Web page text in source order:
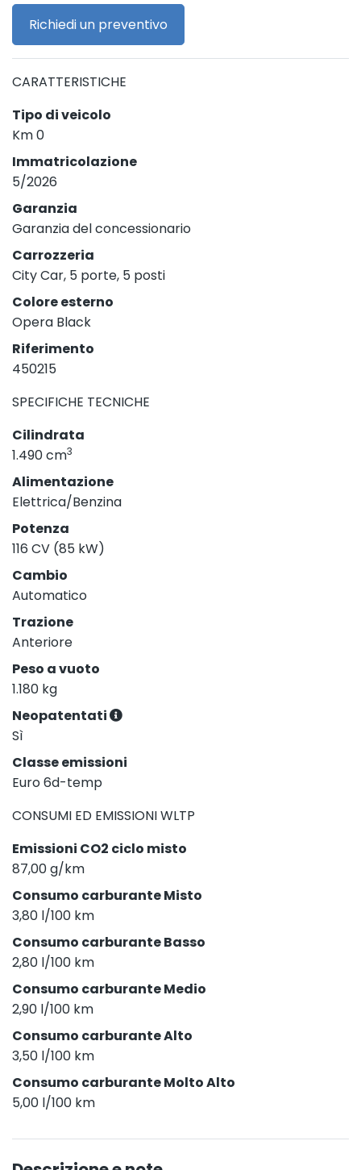
Richiedi un preventivo
CARATTERISTICHE
Tipo di veicolo
Km 0
Immatricolazione
5/2026
Garanzia
Garanzia del concessionario
Carrozzeria
City Car, 5 porte, 5 posti
Colore esterno
Opera Black
Riferimento
450215
SPECIFICHE TECNICHE
Cilindrata
1.490 cm3
Alimentazione
Elettrica/Benzina
Potenza
116 CV (85 kW)
Cambio
Automatico
Trazione
Anteriore
Peso a vuoto
1.180 kg
Neopatentati
Sì
Classe emissioni
Euro 6d-temp
CONSUMI ED EMISSIONI WLTP
Emissioni CO2 ciclo misto
87,00 g/km
Consumo carburante Misto
3,80 l/100 km
Consumo carburante Basso
2,80 l/100 km
Consumo carburante Medio
2,90 l/100 km
Consumo carburante Alto
3,50 l/100 km
Consumo carburante Molto Alto
5,00 l/100 km